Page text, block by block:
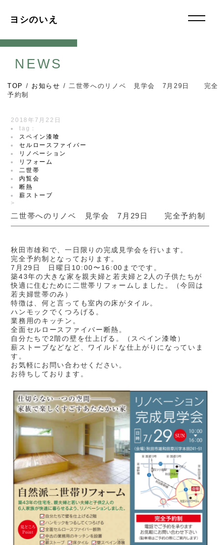
ヨシのいえ
NEWS
TOP / お知らせ / 二世帯へのリノベ 見学会 7月29日 完全
予約制
2018年7月22日
tag：
スペイン漆喰
セルロースファイバー
リノベーション
リフォーム
二世帯
内覧会
断熱
薪ストーブ
>
二世帯へのリノベ 見学会 7月29日 完全予約制
秋田市雄和で、一日限りの完成見学会を行います。
完全予約制となっております。
7月29日 日曜日10:00〜16:00までです。
築43年の大きな家を親夫婦と若夫婦と2人の子供たちが
快適に住むために二世帯リフォームしました。（今回は
若夫婦世帯のみ）
特徴は、何と言っても室内の床がタイル。
ハンモックでくつろげる。
業務用のキッチン。
全面セルロースファイバー断熱。
自分たちで2階の壁を仕上げる。（スペイン漆喰）
薪ストーブなどなど、ワイルドな仕上がりになっていま
す。
お気軽にお問い合わせください。
お待ちしております。